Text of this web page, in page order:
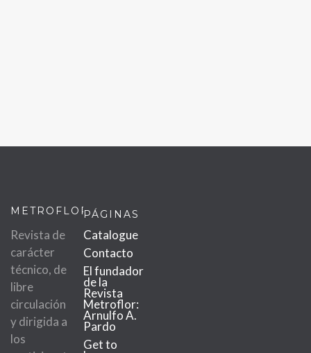
METROFLOR
Revista de
carácter
técnico, de
libre
circulación
y dirigida a
los
PÁGINAS
Catalogue
Contacto
El fundador
de la
Revista
Metroflor:
Arnulfo A.
Pardo
Get to